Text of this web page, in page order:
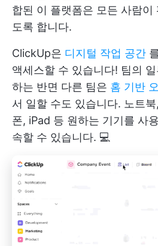
합된 이 플랫폼은 모든 사람이
도록 합니다.
ClickUp은 디지털 작업 공간
액세스할 수 있습니다! 팀의
하는 반면 다른 팀은 홈 기반
서 일할 수도 있습니다. 노트
폰, iPad 등 원하는 기기를 사
속할 수 있습니다. 💻